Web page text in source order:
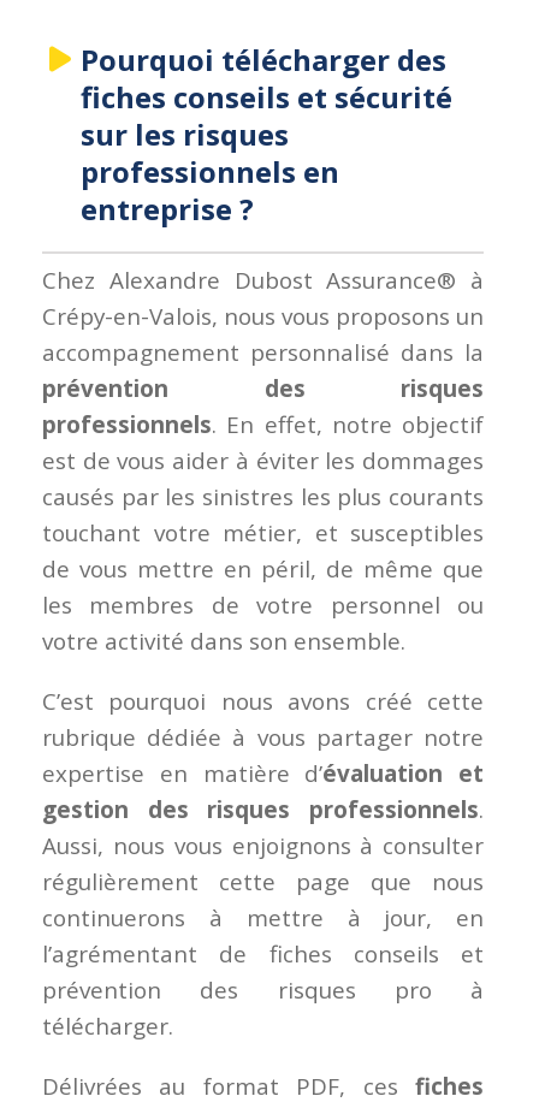
Pourquoi télécharger des
fiches conseils et sécurité
sur les risques
professionnels en
entreprise ?
Chez Alexandre Dubost Assurance® à
Crépy-en-Valois, nous vous proposons un
accompagnement personnalisé dans la
prévention des risques
professionnels. En effet, notre objectif
est de vous aider à éviter les dommages
causés par les sinistres les plus courants
touchant votre métier, et susceptibles
de vous mettre en péril, de même que
les membres de votre personnel ou
votre activité dans son ensemble.
C’est pourquoi nous avons créé cette
rubrique dédiée à vous partager notre
expertise en matière d’évaluation et
gestion des risques professionnels.
Aussi, nous vous enjoignons à consulter
régulièrement cette page que nous
continuerons à mettre à jour, en
l’agrémentant de fiches conseils et
prévention des risques pro à
télécharger.
Délivrées au format PDF, cesfiches